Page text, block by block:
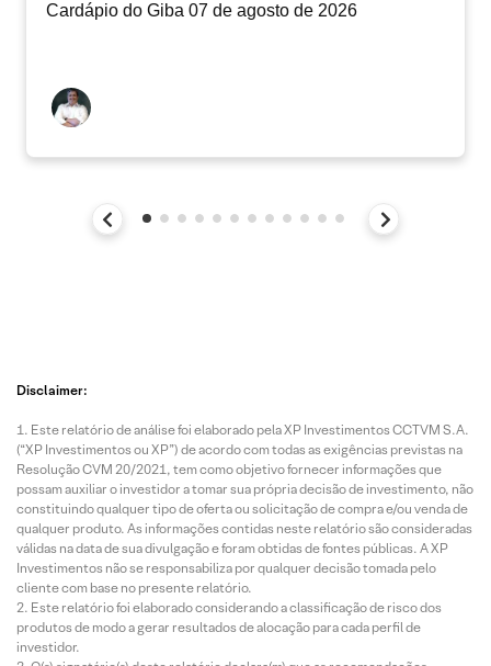
Cardápio do Giba 07 de agosto de 2026
Disclaimer:
Este relatório de análise foi elaborado pela XP Investimentos CCTVM S.A.
(“XP Investimentos ou XP”) de acordo com todas as exigências previstas na
Resolução CVM 20/2021, tem como objetivo fornecer informações que
possam auxiliar o investidor a tomar sua própria decisão de investimento, não
constituindo qualquer tipo de oferta ou solicitação de compra e/ou venda de
qualquer produto. As informações contidas neste relatório são consideradas
válidas na data de sua divulgação e foram obtidas de fontes públicas. A XP
Investimentos não se responsabiliza por qualquer decisão tomada pelo
cliente com base no presente relatório.
Este relatório foi elaborado considerando a classificação de risco dos
produtos de modo a gerar resultados de alocação para cada perfil de
investidor.